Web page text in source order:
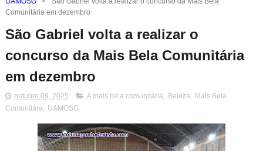
Comunitária em dezembro
São Gabriel volta a realizar o
concurso da Mais Bela Comunitária
em dezembro
outubro 09, 2025 A mais bela comunitária, Beleza, Mais Bela
Comunitára, UAMOSG